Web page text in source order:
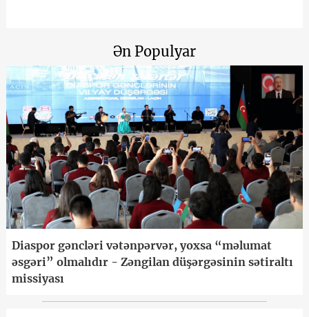
Ən Populyar
Diaspor gəncləri vətənpərvər, yoxsa “məlumat
əsgəri” olmalıdır - Zəngilan düşərgəsinin sətiraltı
missiyası